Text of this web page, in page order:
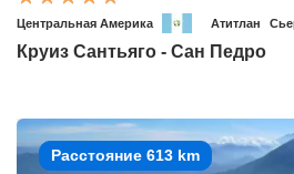
Центральная Америка Атитлан
Круиз Сантьяго - Сан Педро
Расстояние 613 km